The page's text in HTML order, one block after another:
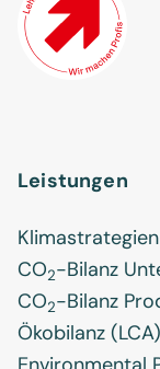
Leistungen
Klimastrategien
CO2-Bilanz
CO2-Bilanz
Ökobilanz (LCA)